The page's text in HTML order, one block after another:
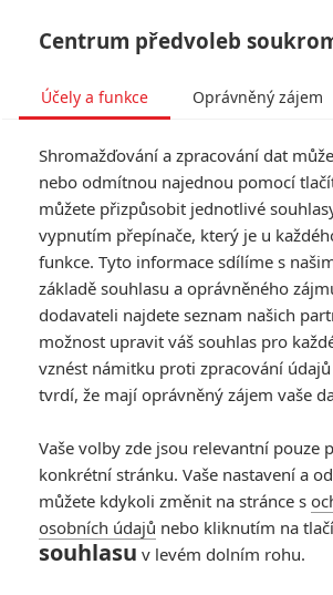
Nebál se
svou rodinu
legendou,
turecký
ho dnes
jako jedno
Centrum předvoleb
Účely a funkce Oprávněný zájem
Shromažďování a zpracování dat
nebo odmítnou najednou pomocí
můžete přizpůsobit jednotlivé
vypnutím přepínače, který je u
funkce. Tyto informace sdílíme s
základě souhlasu a oprávněného
dodavateli najdete seznam našich
možnost upravit váš souhlas pro
vznést námitku proti zpracování
tvrdí, že mají oprávněný zájem vaše
Vaše volby zde jsou relevantní pouze
konkrétní stránku. Vaše nastavení a
můžete kdykoli změnit na stránce s
osobních údajů nebo kliknutím na
souhlasu v levém dolním rohu.